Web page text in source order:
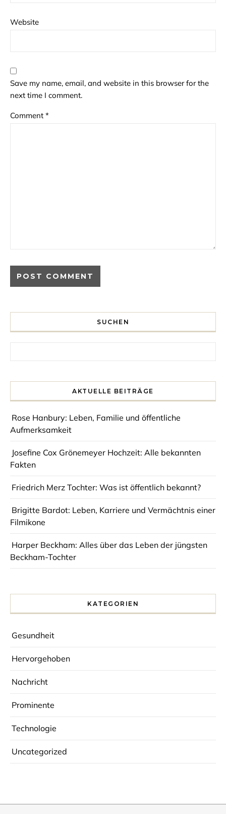
Website
Save my name, email, and website in this browser for the
next time I comment.
Comment *
SUCHEN
AKTUELLE BEITRÄGE
Rose Hanbury: Leben, Familie und öffentliche
Aufmerksamkeit
Josefine Cox Grönemeyer Hochzeit: Alle bekannten
Fakten
Friedrich Merz Tochter: Was ist öffentlich bekannt?
Brigitte Bardot: Leben, Karriere und Vermächtnis einer
Filmikone
Harper Beckham: Alles über das Leben der jüngsten
Beckham-Tochter
KATEGORIEN
Gesundheit
Hervorgehoben
Nachricht
Prominente
Technologie
Uncategorized